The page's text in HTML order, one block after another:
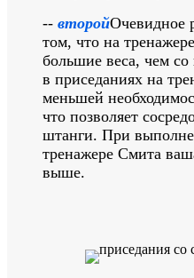
-- второйОчевидное
том, что на
большие веса, чем
в приседаниях на
меньшей
что позволяет
штанги. При
тренажере Смита
выше.